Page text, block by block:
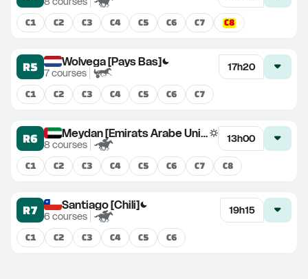
C1 C2 C3 C4 C5 C6 C7 C8
R5 Wolvega [Pays Bas]
7courses 17h20
C1 C2 C3 C4 C5 C6 C7
R6 Meydan [Emirats Arabe Unis]
8 courses 13h00
C1 C2 C3 C4 C5 C6 C7 C8
R7 Santiago [Chili]
6 courses 19h15
C1 C2 C3 C4 C5 C6